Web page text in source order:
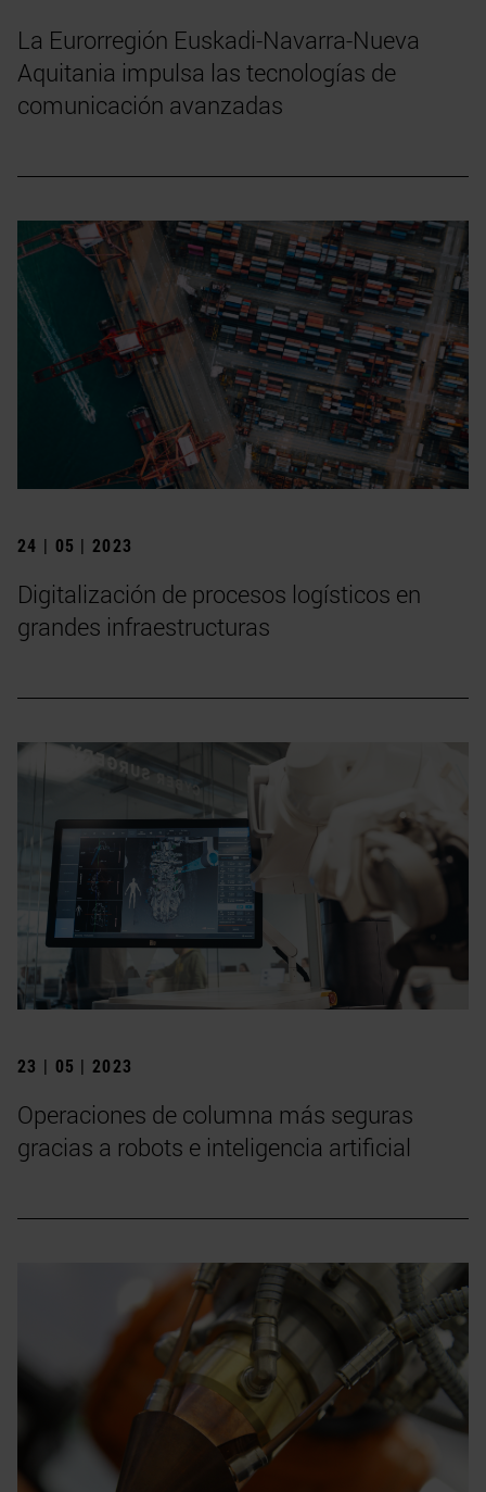
La Eurorregión Euskadi-Navarra-Nueva
Aquitania impulsa las tecnologías de
comunicación avanzadas
24 | 05 | 2023
Digitalización de procesos logísticos en
grandes infraestructuras
23 | 05 | 2023
Operaciones de columna más seguras
gracias a robots e inteligencia artificial